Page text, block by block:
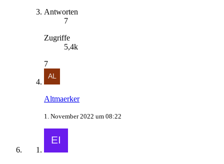
Antworten
7
Zugriffe
5,4k
7
Altmaerker
1. November 2022 um 08:22